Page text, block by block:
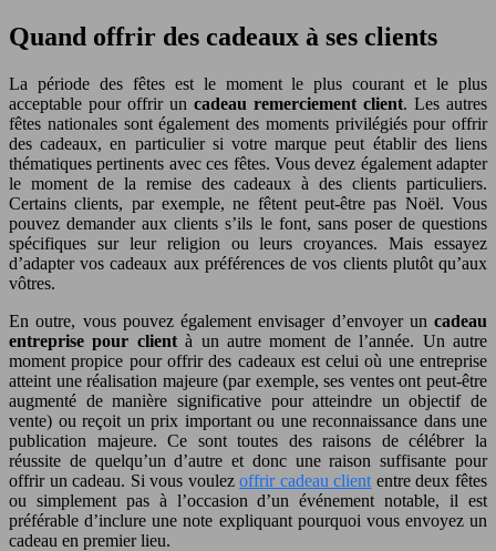
Quand offrir des cadeaux à ses clients
La période des fêtes est le moment le plus courant et le plus
acceptable pour offrir un cadeau remerciement client. Les autres
fêtes nationales sont également des moments privilégiés pour offrir
des cadeaux, en particulier si votre marque peut établir des liens
thématiques pertinents avec ces fêtes. Vous devez également adapter
le moment de la remise des cadeaux à des clients particuliers.
Certains clients, par exemple, ne fêtent peut-être pas Noël. Vous
pouvez demander aux clients s’ils le font, sans poser de questions
spécifiques sur leur religion ou leurs croyances. Mais essayez
d’adapter vos cadeaux aux préférences de vos clients plutôt qu’aux
vôtres.
En outre, vous pouvez également envisager d’envoyer un cadeau
entreprise pour clientà un autre moment de l’année. Un autre
moment propice pour offrir des cadeaux est celui où une entreprise
atteint une réalisation majeure (par exemple, ses ventes ont peut-être
augmenté de manière significative pour atteindre un objectif de
vente) ou reçoit un prix important ou une reconnaissance dans une
publication majeure. Ce sont toutes des raisons de célébrer la
réussite de quelqu’un d’autre et donc une raison suffisante pour
offrir un cadeau. Si vous voulezoffrir cadeau client entre deux fêtes
ou simplement pas à l’occasion d’un événement notable, il est
préférable d’inclure une note expliquant pourquoi vous envoyez un
cadeau en premier lieu.